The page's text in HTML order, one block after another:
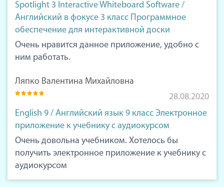
Spotlight 3 Interactive Whiteboard Software /
Английский в фокусе 3 класс Программное
обеспечение для интерактивной доски
Очень нравится данное приложение, удобно с
ним работать.
Ляпко Валентина Михайловна
28.08.2020
English 9 / Английский язык 9 класс Электронное
приложение к учебнику с аудиокурсом
Очень довольна учебником. Хотелось бы
получить электронное приложение к учебнику с
аудиокурсом